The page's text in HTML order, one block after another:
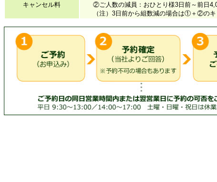
キャンセル料
②ご人数の減員：おひとり様3日前～前日
（注）3日前から組数減の場合は①＋②のキ